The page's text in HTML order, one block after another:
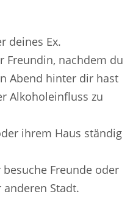
deines Ex.
Freundin, nachdem du
Abend hinter dir hast
Alkoholeinfluss zu
ihrem Haus ständig
Freunde oder
Stadt.